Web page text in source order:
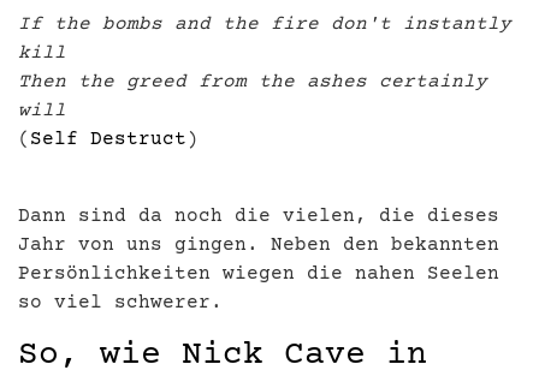
If the bombs and the fire don't instantly
kill
Then the greed from the ashes certainly
will
( Self Destruct )
Dann sind da noch die vielen, die dieses
Jahr von uns gingen. Neben den bekannten
Persönlichkeiten wiegen die nahen Seelen
so viel schwerer.
So, wie Nick Cave in